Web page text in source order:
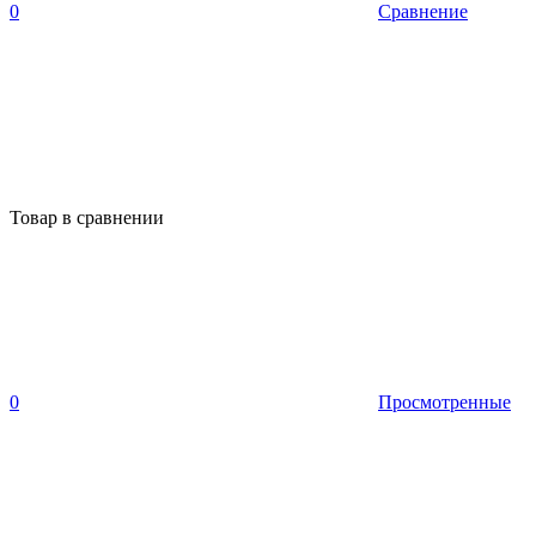
0 Сравнение
Товар в сравнении
0 Просмотренные